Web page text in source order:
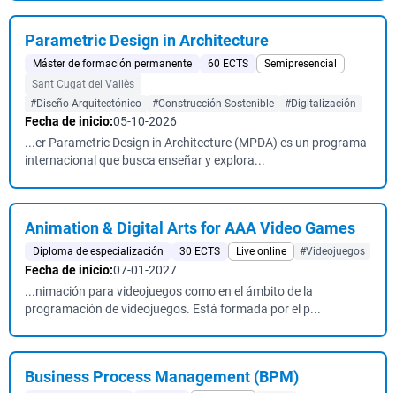
Parametric Design in Architecture
Máster de formación permanente 60 ECTS
Semipresencial
Sant Cugat del Vallès
#Diseño Arquitectónico
#Construcción Sostenible #Digitalización
Fecha de inicio:05-10-2026
...er Parametric Design in Architecture (MPDA) es un programa
internacional que busca enseñar y explora...
Animation & Digital Arts for AAA Video Games
Diploma de especialización 30 ECTS Live online #Videojuegos
Fecha de inicio:07-01-2027
...nimación para videojuegos como en el ámbito de la
programación de videojuegos. Está formada por el p...
Business Process Management (BPM)